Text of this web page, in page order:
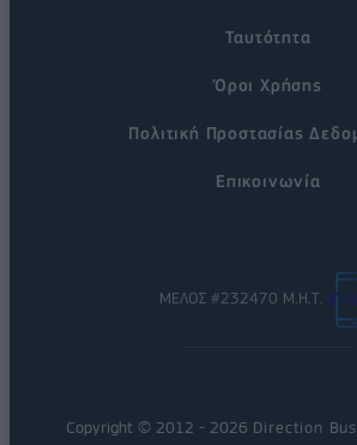
Ταυτότητα
Όροι Χρήσης
Πολιτική Προστασίας
Επικοινωνία
ΜΕΛΟΣ #232470 Μ.Η.Τ.
Copyright © 2012 - 2026 Direction